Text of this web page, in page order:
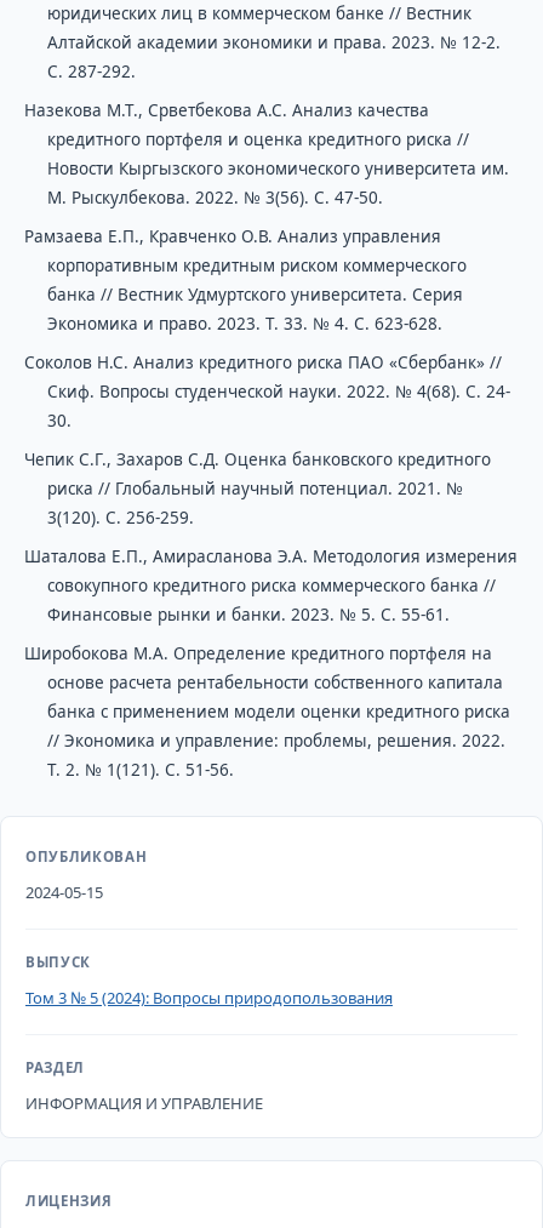
юридических лиц в коммерческом банке // Вестник
Алтайской академии экономики и права. 2023. № 12-2.
С. 287-292.
Назекова М.Т., Срветбекова А.С. Анализ качества
кредитного портфеля и оценка кредитного риска //
Новости Кыргызского экономического университета им.
М. Рыскулбекова. 2022. № 3(56). С. 47-50.
Рамзаева Е.П., Кравченко О.В. Анализ управления
корпоративным кредитным риском коммерческого
банка // Вестник Удмуртского университета. Серия
Экономика и право. 2023. Т. 33. № 4. С. 623-628.
Соколов Н.С. Анализ кредитного риска ПАО «Сбербанк» //
Скиф. Вопросы студенческой науки. 2022. № 4(68). С. 24-
30.
Чепик С.Г., Захаров С.Д. Оценка банковского кредитного
риска // Глобальный научный потенциал. 2021. №
3(120). С. 256-259.
Шаталова Е.П., Амирасланова Э.А. Методология измерения
совокупного кредитного риска коммерческого банка //
Финансовые рынки и банки. 2023. № 5. С. 55-61.
Широбокова М.А. Определение кредитного портфеля на
основе расчета рентабельности собственного капитала
банка с применением модели оценки кредитного риска
// Экономика и управление: проблемы, решения. 2022.
Т. 2. № 1(121). С. 51-56.
ОПУБЛИКОВАН
2024-05-15
ВЫПУСК
Том 3 № 5 (2024): Вопросы природопользования
РАЗДЕЛ
ИНФОРМАЦИЯ И УПРАВЛЕНИЕ
ЛИЦЕНЗИЯ